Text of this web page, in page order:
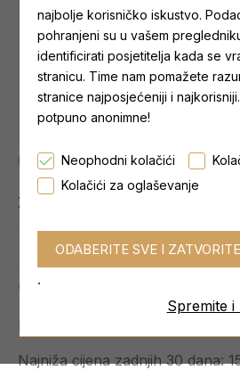
Najniža cijena zadnjih 30 dana: 15,95 €
Zaliha:
0 reviews. - Write
14,57 €
Najniža cijena zadnjih 30 dana:
najbolje korisničko iskustvo.
pohranjeni su u vašem
identificirati posjetitelja kada se
stranicu. Time nam pomažete
stranice najposjećeniji i
potpuno anonimne!
Neophodni kolačići
Kolačići za oglaševanje
Spremite
.